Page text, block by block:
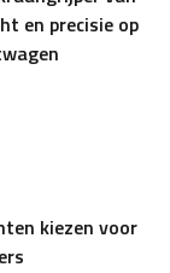
en precisie op
kiezen voor